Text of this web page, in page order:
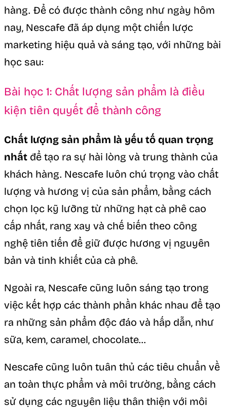
hàng. Để có được thành công như ngày hôm
nay, Nescafe đã áp dụng một chiến lược
marketing hiệu quả và sáng tạo, với những bài
học sau:
Bài học 1: Chất lượng sản phẩm là điều
kiện tiên quyết để thành công
Chất lượng sản phẩm là yếu tố quan trọng
nhất để tạo ra sự hài lòng và trung thành của
khách hàng. Nescafe luôn chú trọng vào chất
lượng và hương vị của sản phẩm, bằng cách
chọn lọc kỹ lưỡng từ những hạt cà phê cao
cấp nhất, rang xay và chế biến theo công
nghệ tiên tiến để giữ được hương vị nguyên
bản và tinh khiết của cà phê.
Ngoài ra, Nescafe cũng luôn sáng tạo trong
việc kết hợp các thành phần khác nhau để tạo
ra những sản phẩm độc đáo và hấp dẫn, như
sữa, kem, caramel, chocolate…
Nescafe cũng luôn tuân thủ các tiêu chuẩn về
an toàn thực phẩm và môi trường, bằng cách
sử dụng các nguyên liệu thân thiện với môi